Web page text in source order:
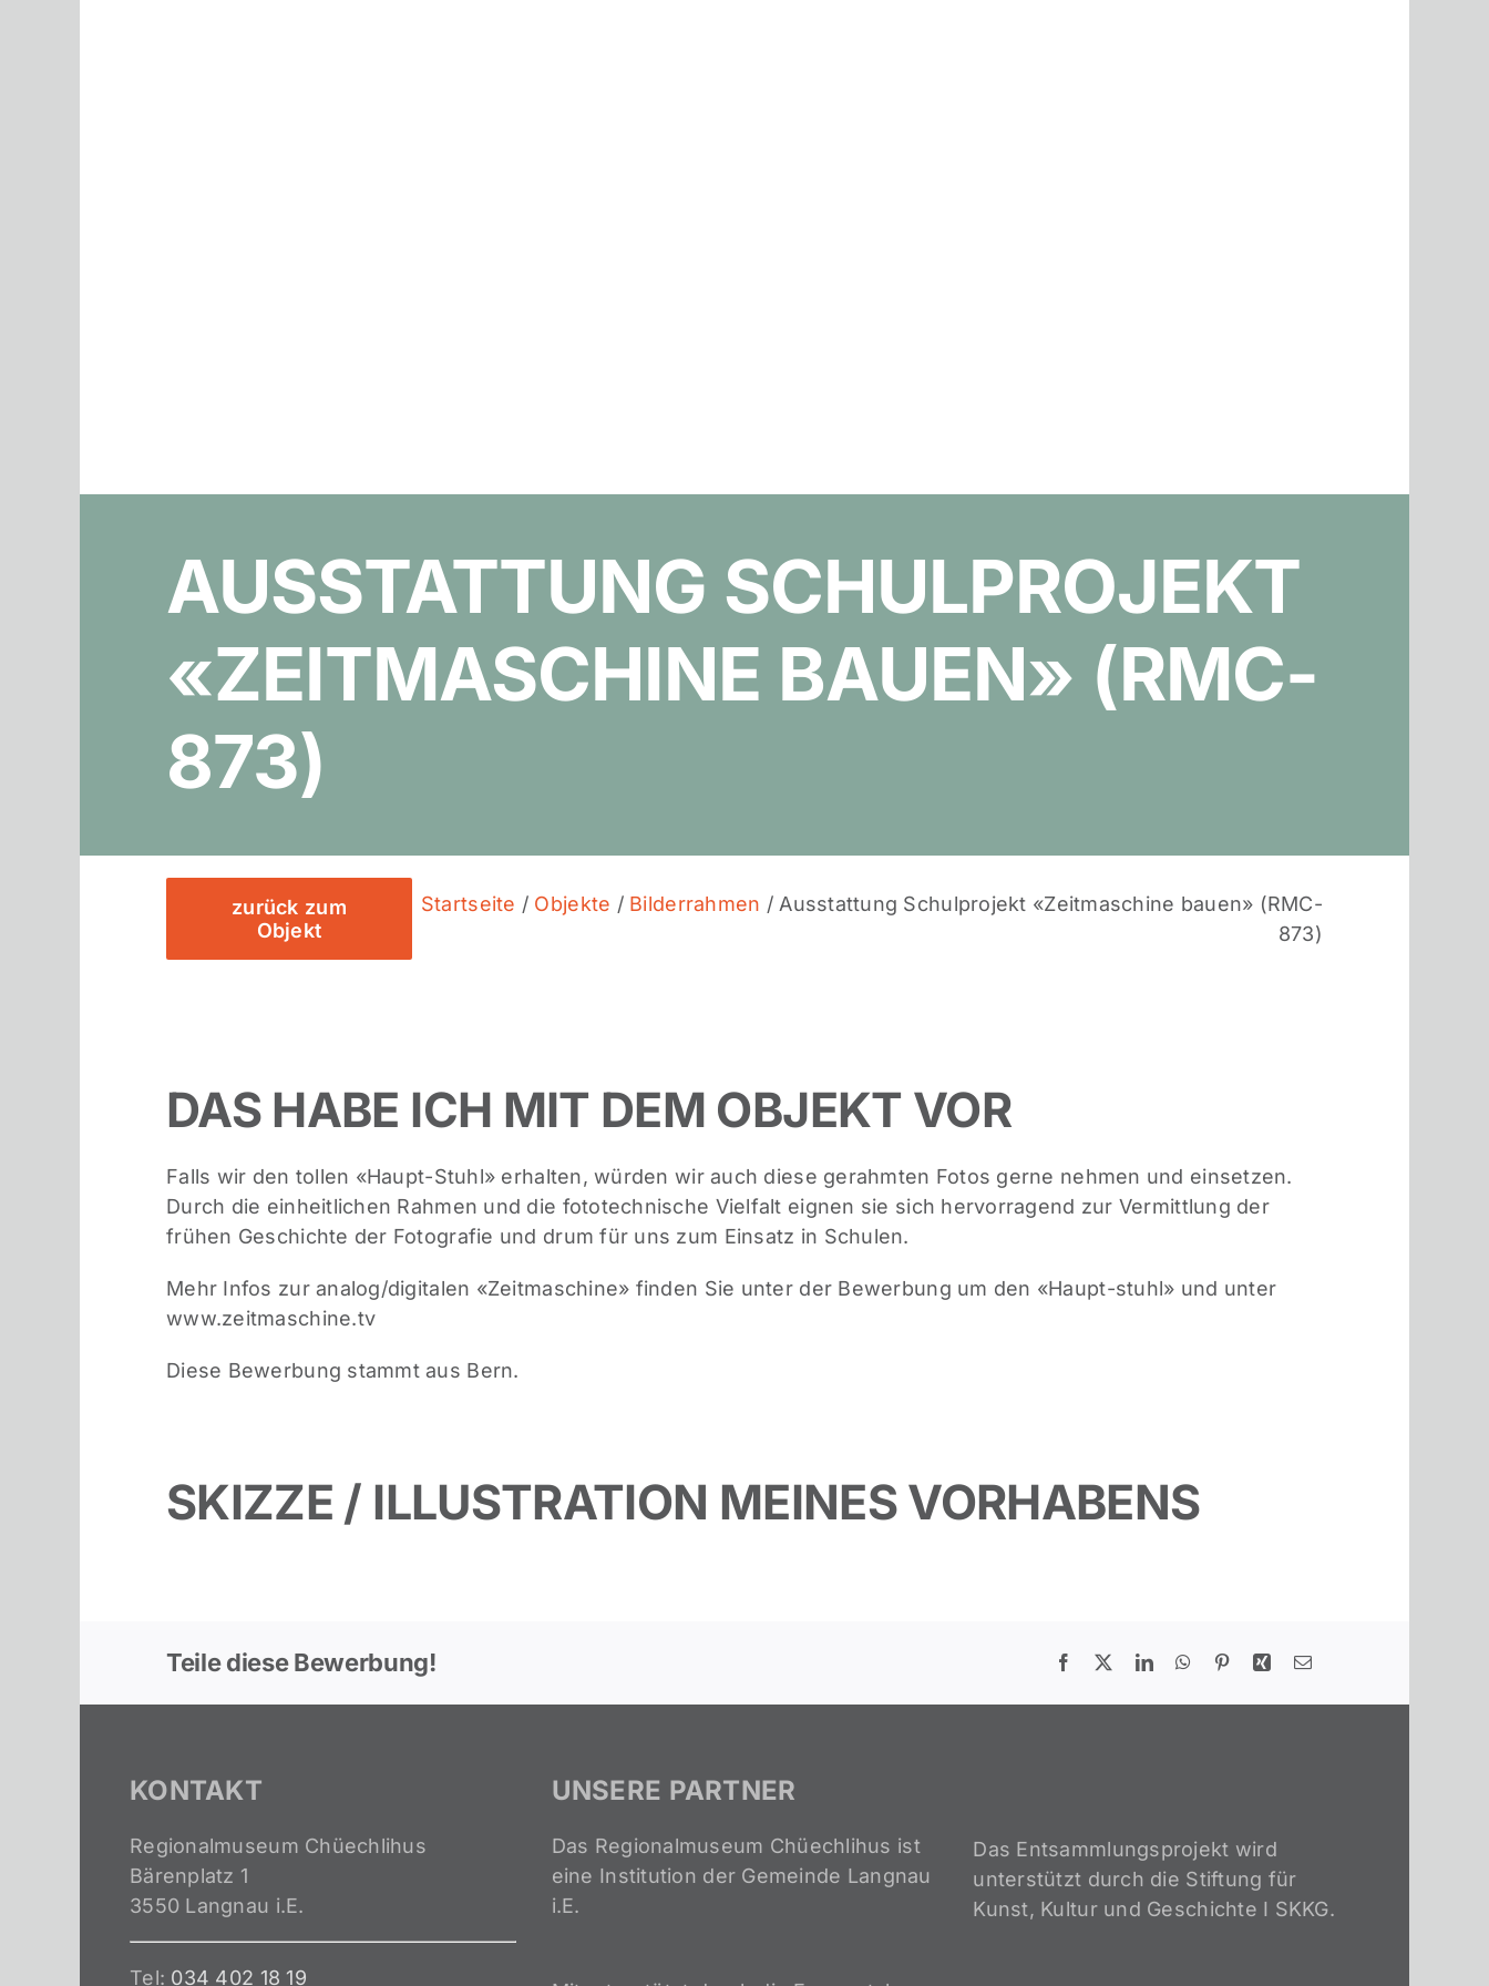
AUSSTATTUNG SCHULPROJEKT
«ZEITMASCHINE BAUEN» (RMC-
873)
zurück zum
Objekt
Startseite / Objekte / Bilderrahmen / Ausstattung Schulprojekt «Zeitmaschine bauen» (RMC-
873)
DAS HABE ICH MIT DEM OBJEKT VOR
Falls wir den tollen «Haupt-Stuhl» erhalten, würden wir auch diese gerahmten Fotos gerne nehmen und einsetzen.
Durch die einheitlichen Rahmen und die fototechnische Vielfalt eignen sie sich hervorragend zur Vermittlung der
frühen Geschichte der Fotografie und drum für uns zum Einsatz in Schulen.
Mehr Infos zur analog/digitalen «Zeitmaschine» finden Sie unter der Bewerbung um den «Haupt-stuhl» und unter
www.zeitmaschine.tv
Diese Bewerbung stammt aus Bern.
SKIZZE / ILLUSTRATION MEINES VORHABENS
Teile diese Bewerbung!
KONTAKT
Regionalmuseum Chüechlihus
Bärenplatz 1
3550 Langnau i.E.
Tel: 034 402 18 19
UNSERE PARTNER
Das Regionalmuseum Chüechlihus ist
eine Institution der Gemeinde Langnau
i.E.
Das Entsammlungsprojekt wird
unterstützt durch die Stiftung für
Kunst, Kultur und Geschichte I SKKG.